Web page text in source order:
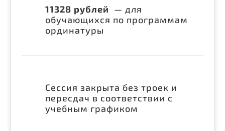
11328 рублей — для
обучающихся по программам
ординатуры
Сессия закрыта без троек и
пересдач в соответствии с
учебным графиком